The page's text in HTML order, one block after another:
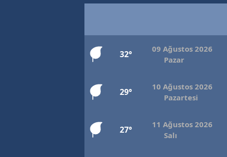
32°
09 Ağustos 2026
Pazar
29°
10 Ağustos 2026
Pazartesi
27°
11 Ağustos 2026
Salı